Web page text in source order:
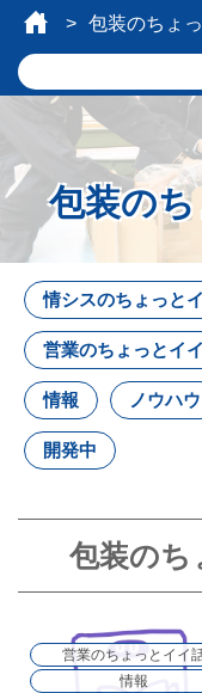
包装のちょ
包装の
情シスのちょっと
営業のちょっとイ
情報 ノウハウ
開発中
包装のち
営業のちょっとイイ
情報